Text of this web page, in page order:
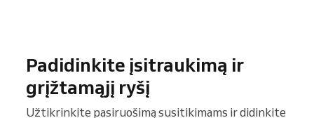
Padidinkite įsitraukimą ir
grįžtamąjį ryšį
Užtikrinkite pasiruošimą susitikimams ir didinkite